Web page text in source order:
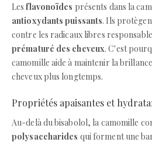
Lesflavonoïdes présents dans la
antioxydants puissants. Ils
contre les radicaux libres
prématuré des cheveux. C'est
camomille aide à maintenir la
cheveux plus longtemps.
Propriétés apaisantes et
Au-delà du bisabolol, la camomille
polysaccharides qui forment une